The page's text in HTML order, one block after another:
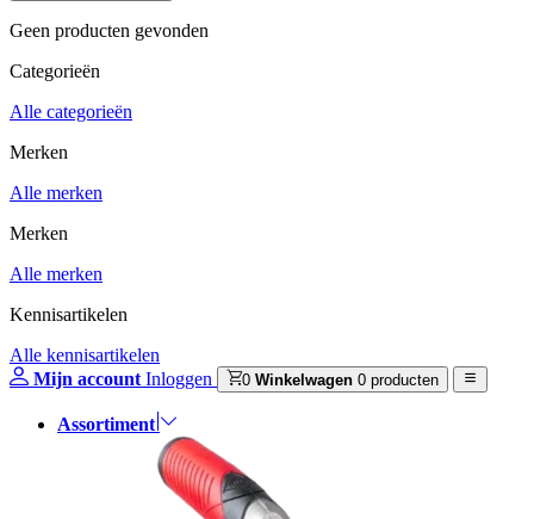
Geen producten gevonden
Categorieën
Alle categorieën
Merken
Alle merken
Merken
Alle merken
Kennisartikelen
Alle kennisartikelen
Mijn account Inloggen 0 Winkelwagen 0 producten
Assortiment